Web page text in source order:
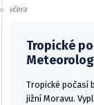
včera
Tropické
Tropické počasí
jižní Moravu.